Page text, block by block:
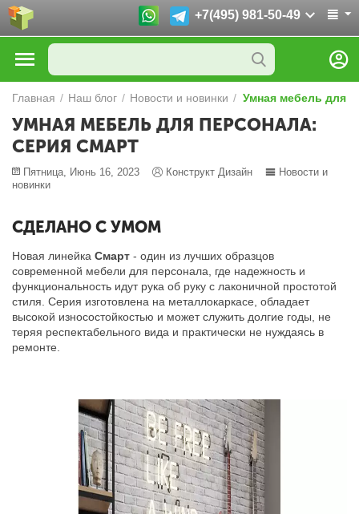
+7(495) 981-50-49
Главная / Наш блог / Новости и новинки / Умная мебель для
УМНАЯ МЕБЕЛЬ ДЛЯ ПЕРСОНАЛА:
СЕРИЯ СМАРТ
Пятница, Июнь 16, 2023 Конструкт Дизайн
Новости и
новинки
СДЕЛАНО С УМОМ
Новая линейка Смарт - один из лучших образцов
современной мебели для персонала, где надежность и
функциональность идут рука об руку с лаконичной простотой
стиля. Серия изготовлена на металлокаркасе, обладает
высокой износостойкостью и может служить долгие годы, не
теряя респектабельного вида и практически не нуждаясь в
ремонте.